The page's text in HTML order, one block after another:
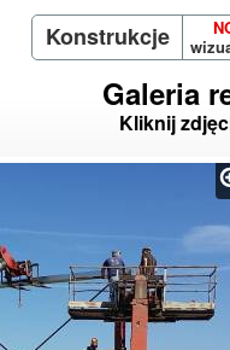
Konstrukcje
Galeria
Kliknij